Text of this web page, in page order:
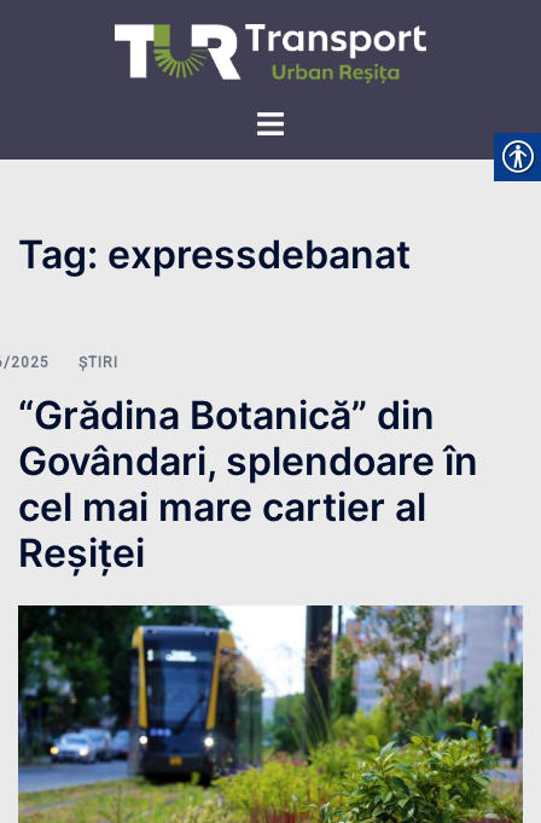
Toggle
Tag: expressdebanat
ȘTIRI
“Grădina Botanică” din
Govândari, splendoare în
cel mai mare cartier al
Reșiței